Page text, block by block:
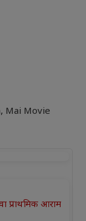
, Mai Movie
प्राथमिक आराम